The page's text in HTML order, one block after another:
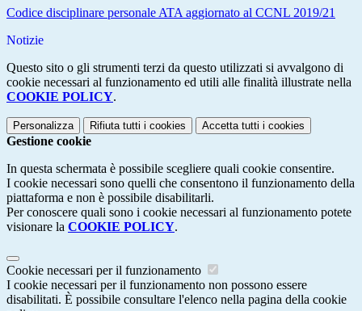
Codice disciplinare personale ATA aggiornato al CCNL 2019/21
Notizie
Questo sito o gli strumenti terzi da questo utilizzati si avvalgono di
cookie necessari al funzionamento ed utili alle finalità illustrate nella
COOKIE POLICY.
Personalizza Rifiuta tutti i cookies Accetta tutti i cookies
Gestione cookie
In questa schermata è possibile scegliere quali cookie consentire.
I cookie necessari sono quelli che consentono il funzionamento della
piattaforma e non è possibile disabilitarli.
Per conoscere quali sono i cookie necessari al funzionamento potete
visionare la COOKIE POLICY.
Cookie necessari per il funzionamento
I cookie necessari per il funzionamento non possono essere
disabilitati. È possibile consultare l'elenco nella pagina della cookie